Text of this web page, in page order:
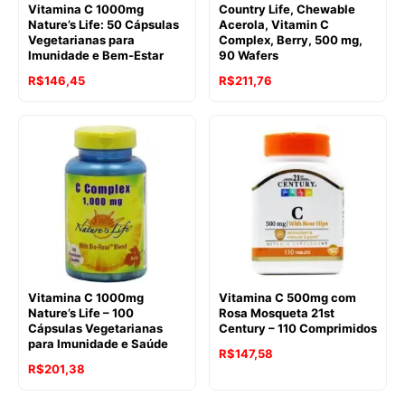
Vitamina C 1000mg
Nature’s Life: 50 Cápsulas
Vegetarianas para
Imunidade e Bem-Estar
R$146,45
Country Life, Chewable
Acerola, Vitamin C
Complex, Berry, 500 mg,
90 Wafers
R$211,76
Vitamina C 1000mg
Nature’s Life – 100
Cápsulas Vegetarianas
para Imunidade e Saúde
R$201,38
Vitamina C 500mg com
Rosa Mosqueta 21st
Century – 110 Comprimidos
R$147,58